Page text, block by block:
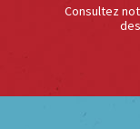
Consultez